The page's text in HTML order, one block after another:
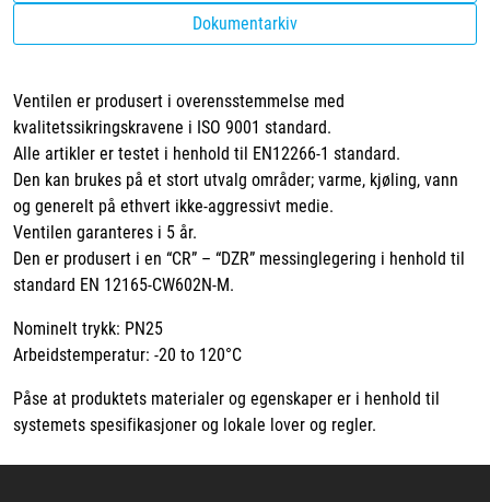
Dokumentarkiv
Ventilen er produsert i overensstemmelse med
kvalitetssikringskravene i ISO 9001 standard.
Alle artikler er testet i henhold til EN12266-1 standard.
Den kan brukes på et stort utvalg områder; varme, kjøling, vann
og generelt på ethvert ikke-aggressivt medie.
Ventilen garanteres i 5 år.
Den er produsert i en “CR” – “DZR” messinglegering i henhold til
standard EN 12165-CW602N-M.
Nominelt trykk: PN25
Arbeidstemperatur: -20 to 120°C
Påse at produktets materialer og egenskaper er i henhold til
systemets spesifikasjoner og lokale lover og regler.